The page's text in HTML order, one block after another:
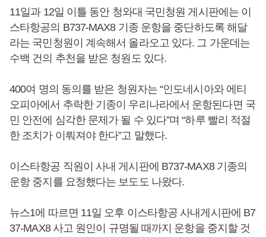
11일과 12일 이틀 동안 청와대 국민청원 게시판에는 이
스타항공의 B737-MAX8 기종 운항을 중단하도록 해달
라는 국민청원이 계속해서 올라오고 있다. 그 가운데는
수백 건의 추천을 받은 청원도 있다.
400여 명의 동의를 받은 청원자는 “인도네시아와 에티
오피아에서 추락한 기종이 우리나라에서 운항된다면 국
민 안전에 심각한 문제가 될 수 있다”며 “하루 빨리 적절
한 조치가 이뤄져야 한다”고 말했다.
이스타항공 직원이 사내 게시판에 B737-MAX8 기종의
운항 중지를 요청했다는 보도도 나왔다.
뉴스1에 따르면 11일 오후 이스타항공 사내게시판에 B7
37-MAX8 사고 원인이 규명될 때까지 운항을 중지할 것